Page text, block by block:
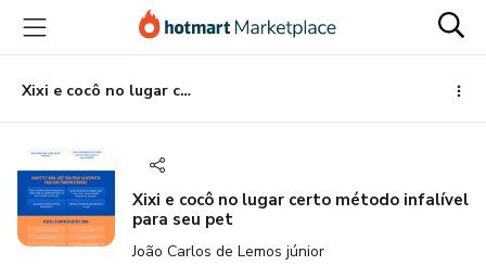
para
conteúdo
principal
para
pagamento
para
rodapé
Xixi e cocô no lugar certo método infalível para seu pet
Xixi e cocô no lugar certo método infalível
para seu pet
João Carlos de Lemos júnior